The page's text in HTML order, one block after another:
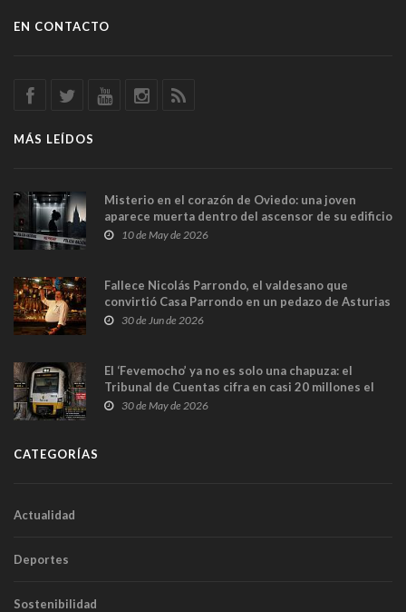
EN CONTACTO
MÁS LEÍDOS
Misterio en el corazón de Oviedo: una joven
aparece muerta dentro del ascensor de su edificio
y las cámaras captan sus últimos minutos
10 de May de 2026
Fallece Nicolás Parrondo, el valdesano que
convirtió Casa Parrondo en un pedazo de Asturias
en Madrid
30 de Jun de 2026
El ‘Fevemocho’ ya no es solo una chapuza: el
Tribunal de Cuentas cifra en casi 20 millones el
sobrecoste de los trenes que no cabían por los
30 de May de 2026
CATEGORÍAS
Actualidad
Deportes
Sostenibilidad